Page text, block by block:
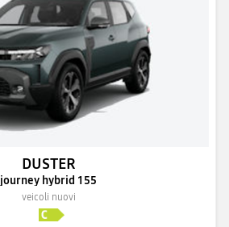
DUSTER
journey hybrid 155
veicoli nuovi